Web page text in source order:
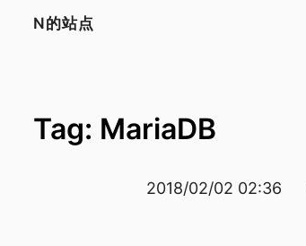
N的站点
Tag: MariaDB
2018/02/02 02:36